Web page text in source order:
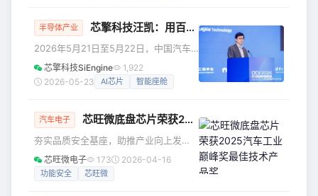
电驱工程师面前的“既要又要”难题。 芯
案。 E3118 单电驱方案基于芯驰 E3118
芯片，面向电机控制场景，提供从硬件
架构到软件实现的完整技术参考。 本文
半导体产业 芯擎科技汪凯：用百万智能车检验的车规芯，驱动端侧智能新纪元
2026年5月21日至5月22日，中国汽车
工程学会主办的智能网联汽车技术年会
（CICV）在上海召开。芯擎科技创始人
技正在将车规芯片领域的技术和市场优
侧智能领域，成为工业机器人、具身智
能和智能家居等场景的核心算力平台。
（芯擎科技创始人兼CEO 汪凯博士）
芯擎科技SiEngine
1,922
2026-05-23
AI芯片 智能座舱
汽车电子 芯旺微底盘芯片荣获2025汽车工业巅峰奖最佳技术产品奖
夯实品质安全基座，助推产业向上发
展。12月19日，2025(第三届)中国汽车
工业质量大会在上海开幕，深入探讨新
芯旺微电子 173 2026-04-16
功能安全 芯旺微